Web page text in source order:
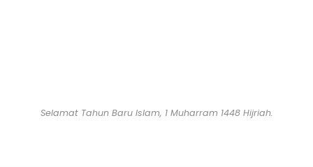
Selamat Tahun Baru Islam, 1 Muharram 1448 Hijriah.